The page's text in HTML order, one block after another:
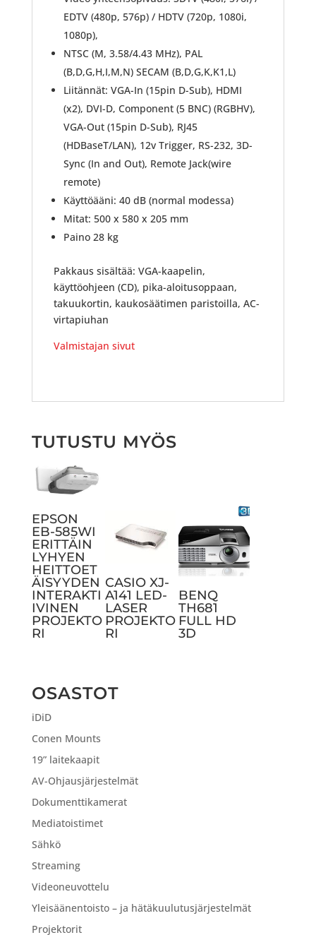
EDTV (480p, 576p) / HDTV (720p, 1080i,
1080p),
NTSC (M, 3.58/4.43 MHz), PAL
(B,D,G,H,I,M,N) SECAM (B,D,G,K,K1,L)
Liitännät: VGA-In (15pin D-Sub), HDMI
(x2), DVI-D, Component (5 BNC) (RGBHV),
VGA-Out (15pin D-Sub), RJ45
(HDBaseT/LAN), 12v Trigger, RS-232, 3D-
Sync (In and Out), Remote Jack(wire
remote)
Käyttöääni: 40 dB (normal modessa)
Mitat: 500 x 580 x 205 mm
Paino 28 kg
Pakkaus sisältää: VGA-kaapelin,
käyttöohjeen (CD), pika-aloitusoppaan,
takuukortin, kaukosäätimen paristoilla, AC-
virtapiuhan
Valmistajan sivut
TUTUSTU MYÖS
EPSON
EB-585WI
ERITTÄIN
LYHYEN
HEITTOET
ÄISYYDEN
INTERAKTI
IVINEN
PROJEKTO
RI
CASIO XJ-
A141 LED-
LASER
PROJEKTO
RI
BENQ
TH681
FULL HD
3D
OSASTOT
iDiD
Conen Mounts
19” laitekaapit
AV-Ohjausjärjestelmät
Dokumenttikamerat
Mediatoistimet
Sähkö
Streaming
Videoneuvottelu
Yleisäänentoisto – ja hätäkuulutusjärjestelmät
Projektorit